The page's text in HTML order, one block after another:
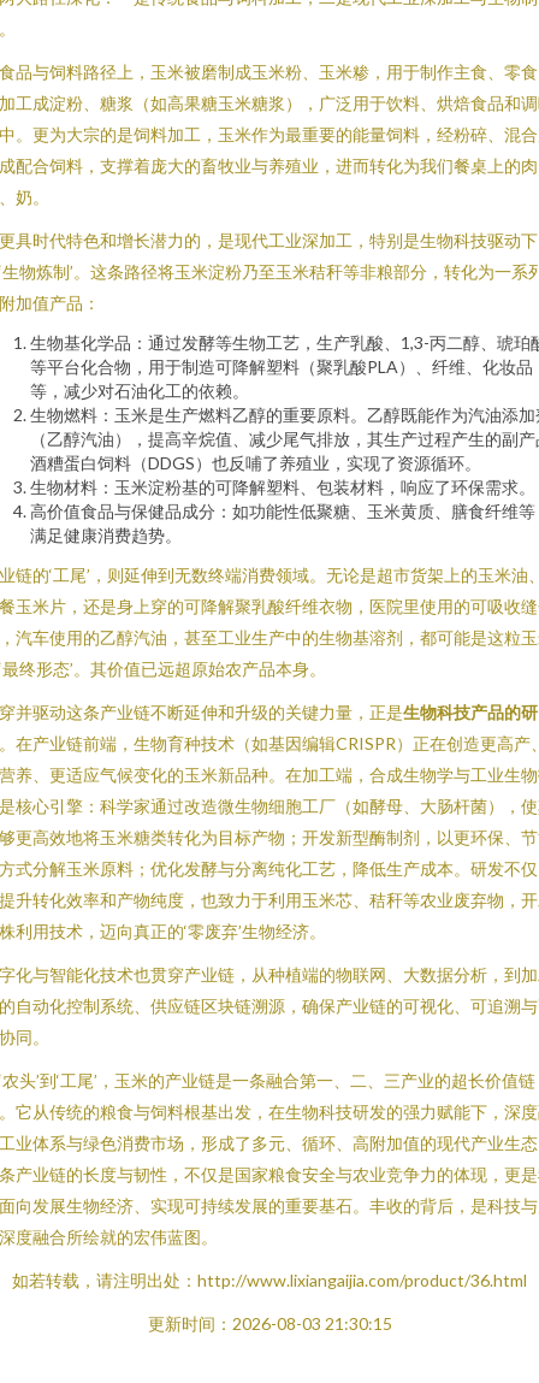
品与饲料路径上，玉米被磨制成玉米粉、玉米糁，用于制作主食、零
工成淀粉、糖浆（如高果糖玉米糖浆），广泛用于饮料、烘焙食品和
。更为大宗的是饲料加工，玉米作为最重要的能量饲料，经粉碎、混
配合饲料，支撑着庞大的畜牧业与养殖业，进而转化为我们餐桌上的
奶。
具时代特色和增长潜力的，是现代工业深加工，特别是生物科技驱动下
生物炼制’。这条路径将玉米淀粉乃至玉米秸秆等非粮部分，转化为一系
加值产品：
生物基化学品：通过发酵等生物工艺，生产乳酸、1,3-丙二醇、琥珀
等平台化合物，用于制造可降解塑料（聚乳酸PLA）、纤维、化妆品
等，减少对石油化工的依赖。
生物燃料：玉米是生产燃料乙醇的重要原料。乙醇既能作为汽油添加
（乙醇汽油），提高辛烷值、减少尾气排放，其生产过程产生的副
酒糟蛋白饲料（DDGS）也反哺了养殖业，实现了资源循环。
生物材料：玉米淀粉基的可降解塑料、包装材料，响应了环保需求。
高价值食品与保健品成分：如功能性低聚糖、玉米黄质、膳食纤维等
满足健康消费趋势。
链的‘工尾’，则延伸到无数终端消费领域。无论是超市货架上的玉米油
玉米片，还是身上穿的可降解聚乳酸纤维衣物，医院里使用的可吸收
汽车使用的乙醇汽油，甚至工业生产中的生物基溶剂，都可能是这粒
最终形态’。其价值已远超原始农产品本身。
并驱动这条产业链不断延伸和升级的关键力量，正是生物科技产品的研
。在产业链前端，生物育种技术（如基因编辑CRISPR）正在创造更高产
养、更适应气候变化的玉米新品种。在加工端，合成生物学与工业生
核心引擎：科学家通过改造微生物细胞工厂（如酵母、大肠杆菌），
更高效地将玉米糖类转化为目标产物；开发新型酶制剂，以更环保、
式分解玉米原料；优化发酵与分离纯化工艺，降低生产成本。研发不
升转化效率和产物纯度，也致力于利用玉米芯、秸秆等农业废弃物，
利用技术，迈向真正的‘零废弃’生物经济。
化与智能化技术也贯穿产业链，从种植端的物联网、大数据分析，到
自动化控制系统、供应链区块链溯源，确保产业链的可视化、可追溯
同。
农头’到‘工尾’，玉米的产业链是一条融合第一、二、三产业的超长价值链
它从传统的粮食与饲料根基出发，在生物科技研发的强力赋能下，深
业体系与绿色消费市场，形成了多元、循环、高附加值的现代产业生
产业链的长度与韧性，不仅是国家粮食安全与农业竞争力的体现，更
向发展生物经济、实现可持续发展的重要基石。丰收的背后，是科技
度融合所绘就的宏伟蓝图。
如若转载，请注明出处：http://www.lixiangaijia.com/product/36.html
更新时间：2026-08-03 21:30:15